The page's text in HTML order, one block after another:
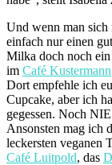
Und wenn man sich
einfach nur einen
Milka doch noch
im Café Kustermann
Dort empfehle ich
Cupcake, aber ich
gegessen. Noch
Ansonsten mag ich
leckersten veganen
Café Luitpold, das